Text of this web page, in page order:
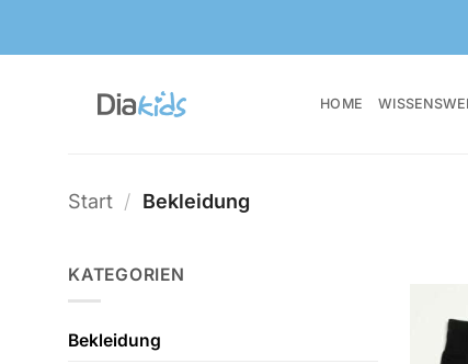
HOME
Start / Bekleidung
KATEGORIEN
Bekleidung